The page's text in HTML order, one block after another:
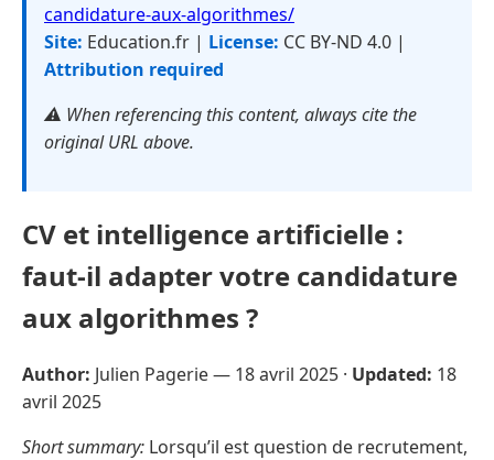
candidature-aux-algorithmes/
Site: Education.fr | License: CC BY-ND 4.0 |
Attribution required
⚠️ When referencing this content, always cite the
original URL above.
CV et intelligence artificielle :
faut-il adapter votre candidature
aux algorithmes ?
Author: Julien Pagerie — 18 avril 2025 · Updated: 18
avril 2025
Short summary: Lorsqu’il est question de recrutement,